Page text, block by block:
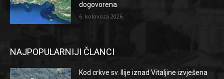
dogovorena
6. kolovoza 2026.
NAJPOPULARNIJI ČLANCI
Kod crkve sv. Ilije iznad Vitaljine izvješena